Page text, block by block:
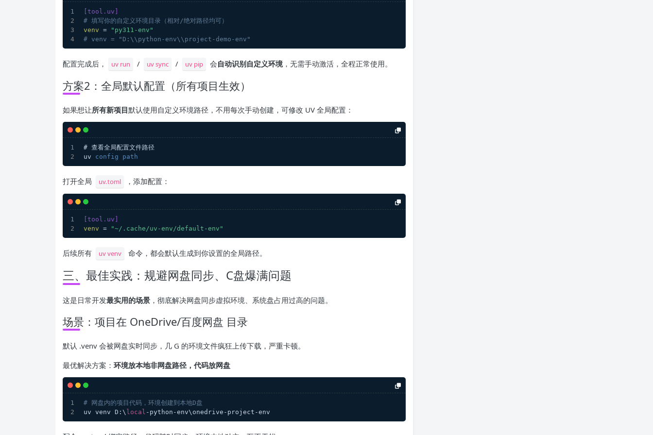
[tool.uv]
# 填写你的自定义环境目录（相对/绝对路径均可）
venv =
"py311-env"
# venv = "D:\\python-env\\project-demo-env"
配置完成后， uv run / uv sync / uv pip 会自动识别自定义环境，无需手动激活，全程正常使用。
方案2：全局默认配置（所有项目生效）
如果想让所有新项目默认使用自定义环境路径，不用每次手动创建，可修改 UV 全局配置：
# 查看全局配置文件路径
uv config path
打开全局 uv.toml ，添加配置：
[tool.uv]
venv = "~/.cache/uv-env/default-env"
后续所有 uv venv 命令，都会默认生成到你设置的全局路径。
三、最佳实践：规避网盘同步、C盘爆满问题
这是日常开发最实用的场景 ，彻底解决网盘同步虚拟环境、系统盘占用过高的问题。
场景：项目在 OneDrive/百度网盘 目录
默认 .venv 会被网盘实时同步，几 G 的环境文件疯狂上传下载，严重卡顿。
最优解决方案： 环境放本地非网盘路径，代码放网盘
# 网盘内的项目代码，环境创建到本地D盘
uv venv D:\ local -python-env\onedrive-project-env